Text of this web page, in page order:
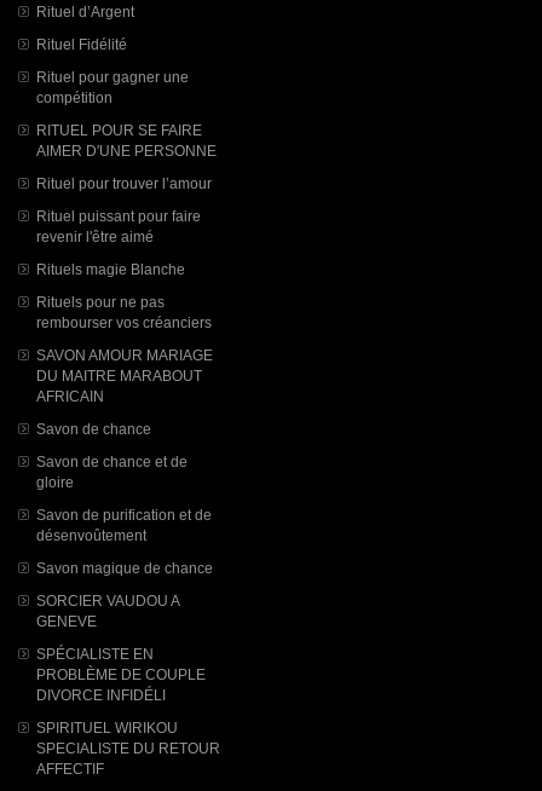
Rituel d’Argent
Rituel Fidélité
Rituel pour gagner une
compétition
RITUEL POUR SE FAIRE
AIMER D'UNE PERSONNE
Rituel pour trouver l’amour
Rituel puissant pour faire
revenir l'être aimé
Rituels magie Blanche
Rituels pour ne pas
rembourser vos créanciers
SAVON AMOUR MARIAGE
DU MAITRE MARABOUT
AFRICAIN
Savon de chance
Savon de chance et de
gloire
Savon de purification et de
désenvoûtement
Savon magique de chance
SORCIER VAUDOU A
GENEVE
SPÉCIALISTE EN
PROBLÈME DE COUPLE
DIVORCE INFIDÉLI
SPIRITUEL WIRIKOU
SPECIALISTE DU RETOUR
AFFECTIF